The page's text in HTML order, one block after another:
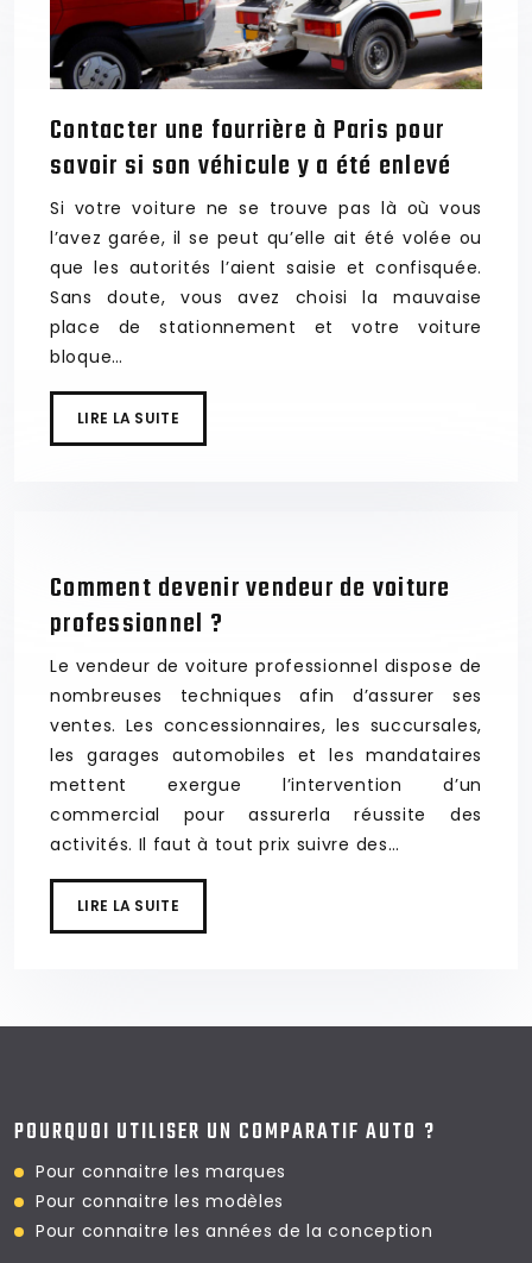
Contacter une fourrière à Paris pour
savoir si son véhicule y a été enlevé
Si votre voiture ne se trouve pas là où vous
l’avez garée, il se peut qu’elle ait été volée ou
que les autorités l’aient saisie et confisquée.
Sans doute, vous avez choisi la mauvaise
place de stationnement et votre voiture
bloque…
LIRE LA SUITE
Comment devenir vendeur de voiture
professionnel ?
Le vendeur de voiture professionnel dispose de
nombreuses techniques afin d’assurer ses
ventes. Les concessionnaires, les succursales,
les garages automobiles et les mandataires
mettent exergue l’intervention d’un
commercial pour assurerla réussite des
activités. Il faut à tout prix suivre des…
LIRE LA SUITE
POURQUOI UTILISER UN COMPARATIF AUTO ?
Pour connaitre les marques
Pour connaitre les modèles
Pour connaitre lesannées de la conception